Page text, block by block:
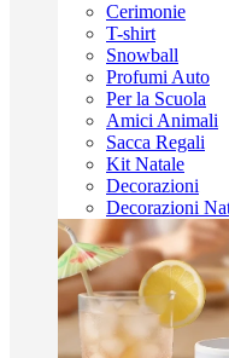
Cerimonie
T-shirt
Snowball
Profumi Auto
Per la Scuola
Amici Animali
Sacca Regali
Kit Natale
Decorazioni
Decorazioni